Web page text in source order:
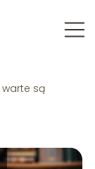
warte są